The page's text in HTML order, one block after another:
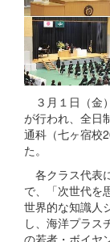
３月１日（金
が行われ、全日
通科（七ヶ宿校
た。
各クラス代表
で、「次世代を
世界的な知識人
し、海洋プラス